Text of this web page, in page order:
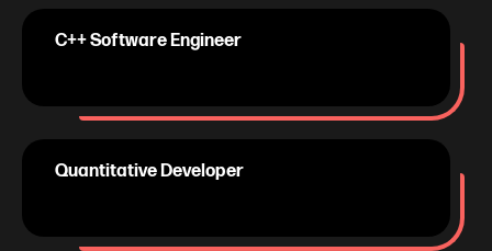
C++ Software Engineer
Quantitative Developer